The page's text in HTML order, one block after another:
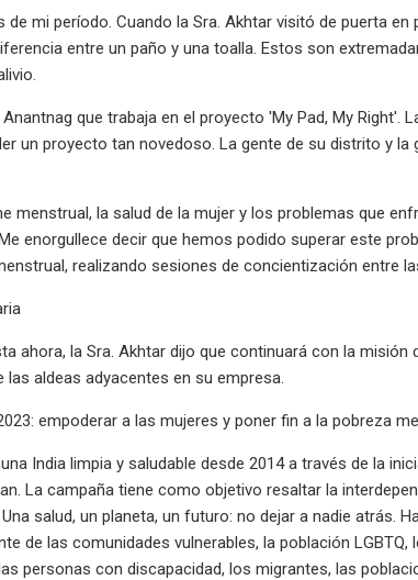
mi período. Cuando la Sra. Akhtar visitó de puerta
entre un paño y una toalla. Estos son
que trabaja en el proyecto 'My Pad, My Right'.
un proyecto tan novedoso. La gente de su distrito y
menstrual, la salud de la mujer y los problemas que
enorgullece decir que hemos podido superar este
realizando sesiones de concientización entre
ahora, la Sra. Akhtar dijo que continuará con la
aldeas adyacentes en su empresa.
empoderar a las mujeres y poner fin a la pobreza
India limpia y saludable desde 2014 a través de la
La campaña tiene como objetivo resaltar la
salud, un planeta, un futuro: no dejar a nadie atrás.
de las comunidades vulnerables, la población
personas con discapacidad, los migrantes, las